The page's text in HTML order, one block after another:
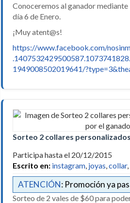
Conoceremos al ganador mediante
día 6 de Enero.
¡Muy atent@s!
https://www.facebook.com/
1949008502019641/
Sorteo 2 collares
Participa hasta el 20/12/2015
Escrito en: instagram, joyas,collar,
ATENCIÓN: Promoción ya
Sorteo de 2 vales de $60 para